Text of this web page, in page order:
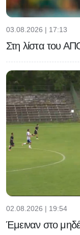
03.08.2026 | 17:13
Στη λίστα του
02.08.2026 | 19:54
Έμειναν στο